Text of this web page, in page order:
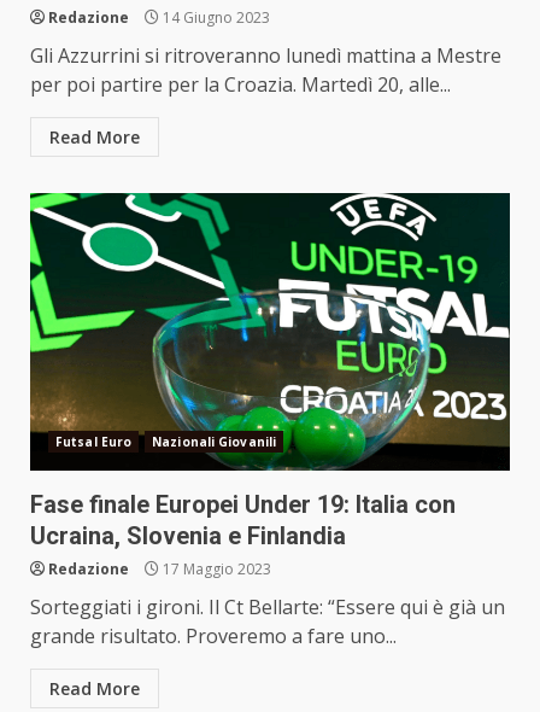
Redazione 14 Giugno 2023
Gli Azzurrini si ritroveranno lunedì mattina a Mestre
per poi partire per la Croazia. Martedì 20, alle...
Read More
Futsal Euro Nazionali Giovanili
Fase finale Europei Under 19: Italia con
Ucraina, Slovenia e Finlandia
Redazione 17 Maggio 2023
Sorteggiati i gironi. Il Ct Bellarte: “Essere qui è già un
grande risultato. Proveremo a fare uno...
Read More